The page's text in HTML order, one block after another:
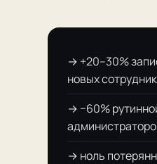
→ +20–30%
новых
→ −60%
→ ноль